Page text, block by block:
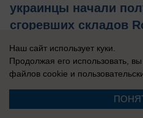
украинцы начали
сгоревших складов
пошта»
Продавцы жалуются на
результате ударов по
компенсация такая, что
остаются ...
Наш сайт использует куки.
Продолжая его использовать,
файлов cookie и